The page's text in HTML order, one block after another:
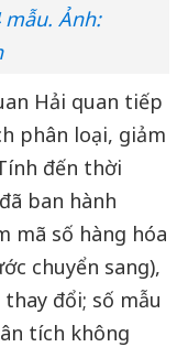
mẫu. Ảnh:
Hải quan tiếp
phân loại, giảm
đến thời
ban hành
mã số hàng hóa
chuyển sang),
đổi; số mẫu
tích không